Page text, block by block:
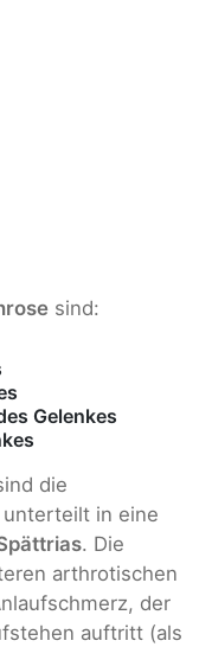
sind:
Gelenkes
die
in eine
. Die
arthrotischen
der
auftritt (als